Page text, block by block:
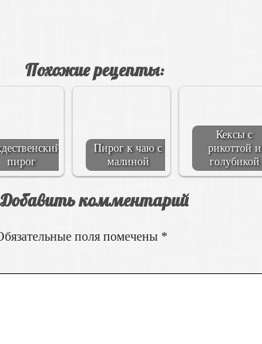
Похожие рецепты:
пирог
Пирог к чаю с
малиной
Кексы с
рикоттой и
голубикой
Добавить комментарий
поля помечены *